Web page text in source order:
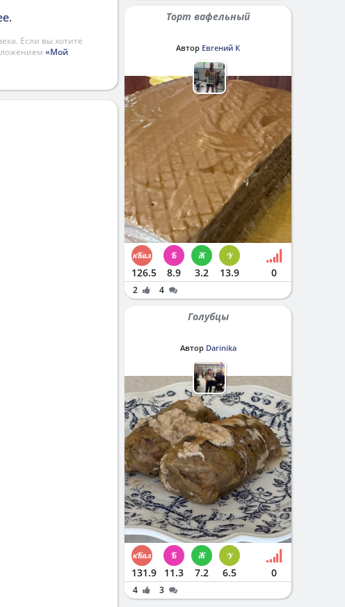
.
Если вы хотите
«Мой
Торт вафельный
Автор Евгений К
126.5 8.9 3.2 13.9 0
2 4
Голубцы
Автор Darinika
131.9 11.3 7.2 6.5 0
4 3